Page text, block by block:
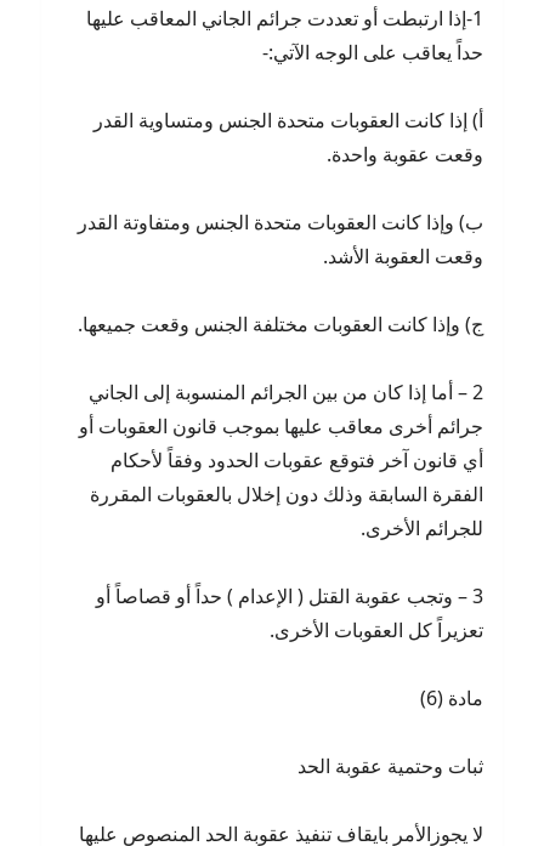
1-إذا ارتبطت أو تعددت جرائم الجاني المعاقب عليها
حداً يعاقب على الوجه الآتي:-
أ) إذا كانت العقوبات متحدة الجنس ومتساوية القدر
وقعت عقوبة واحدة.
ب) وإذا كانت العقوبات متحدة الجنس ومتفاوتة القدر
وقعت العقوبة الأشد.
ج) وإذا كانت العقوبات مختلفة الجنس وقعت جميعها.
2 – أما إذا كان من بين الجرائم المنسوبة إلى الجاني
جرائم أخرى معاقب عليها بموجب قانون العقوبات أو
أي قانون آخر فتوقع عقوبات الحدود وفقاً لأحكام
الفقرة السابقة وذلك دون إخلال بالعقوبات المقررة
للجرائم الأخرى.
3 – وتجب عقوبة القتل ( الإعدام ) حداً أو قصاصاً أو
تعزيراً كل العقوبات الأخرى.
مادة (6)
ثبات وحتمية عقوبة الحد
لا يجوزالأمر بايقاف تنفيذ عقوبة الحد المنصوص عليها